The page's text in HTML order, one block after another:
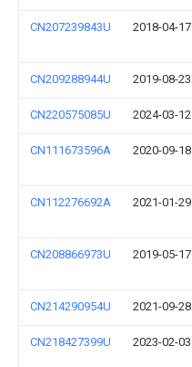
CN207239843U 2018-04-17
CN209288944U 2019-08-23
CN220575085U 2024-03-12
CN111673596A 2020-09-18
CN112276692A 2021-01-29
CN208866973U 2019-05-17
CN214290954U 2021-09-28
CN218427399U 2023-02-03